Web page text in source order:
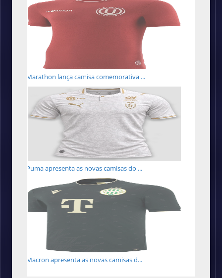
Marathon lança camisa comemorativa ...
Puma apresenta as novas camisas do ...
Macron apresenta as novas camisas d...